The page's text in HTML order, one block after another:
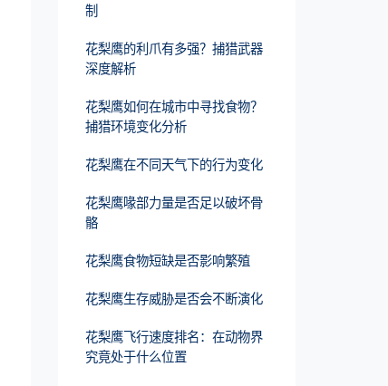
制
花梨鹰的利爪有多强？捕猎武器
深度解析
花梨鹰如何在城市中寻找食物？
捕猎环境变化分析
花梨鹰在不同天气下的行为变化
花梨鹰喙部力量是否足以破坏骨
骼
花梨鹰食物短缺是否影响繁殖
花梨鹰生存威胁是否会不断演化
花梨鹰飞行速度排名：在动物界
究竟处于什么位置